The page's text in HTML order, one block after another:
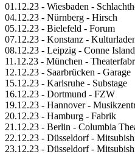
01.12.23 - Wiesbaden -
04.12.23 - Nürnberg - Hirsch
05.12.23 - Bielefeld - Forum
07.12.23 - Konstanz -
08.12.23 - Leipzig - Conne Island
11.12.23 - München -
12.12.23 - Saarbrücken - Garage
15.12.23 - Karlsruhe - Substage
16.12.23 - Dortmund - FZW
19.12.23 - Hannover -
20.12.23 - Hamburg - Fabrik
21.12.23 - Berlin - Columbia
22.12.23 - Düsseldorf -
23.12.23 - Düsseldorf -